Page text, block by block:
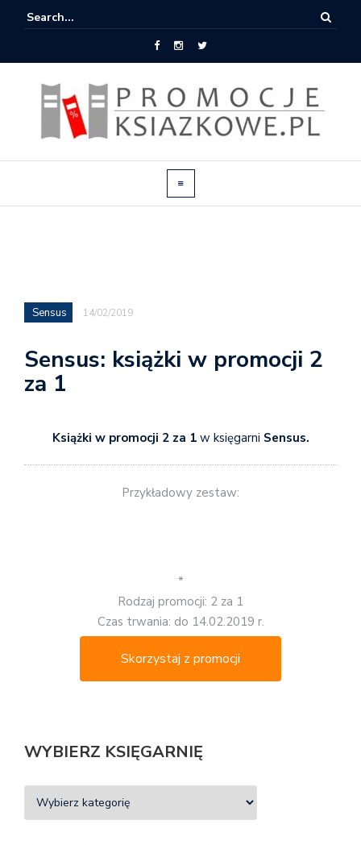
Sensus 14/02/2019
Sensus: książki w promocji 2
za 1
Książki w promocji 2 za 1w księgarni Sensus.
Przykładowy zestaw:
*
Rodzaj promocji: 2 za 1
Czas trwania: do 14.02.2019 r.
Skorzystaj z promocji
WYBIERZ KSIĘGARNIĘ